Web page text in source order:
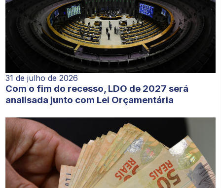
31 de julho de 2026
Com o fim do recesso, LDO de 2027 será
analisada junto com Lei Orçamentária